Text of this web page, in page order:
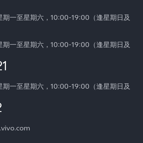
期一至星期六，10:00-19:00（逢星期日及
期一至星期六，10:00-19:00（逢星期日及
期一至星期六，10:00-19:00（逢星期日及